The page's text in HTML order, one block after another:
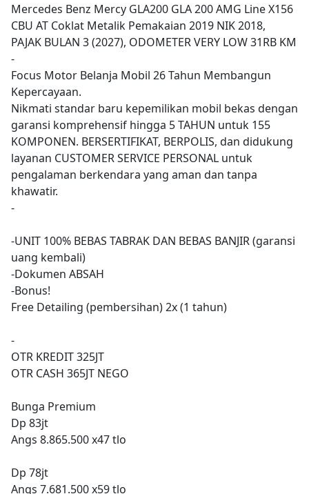
Mercedes Benz Mercy GLA200 GLA 200 AMG Line X156
CBU AT Coklat Metalik Pemakaian 2019 NIK 2018,
PAJAK BULAN 3 (2027), ODOMETER VERY LOW 31RB KM
-
Focus Motor Belanja Mobil 26 Tahun Membangun
Kepercayaan.
Nikmati standar baru kepemilikan mobil bekas dengan
garansi komprehensif hingga 5 TAHUN untuk 155
KOMPONEN. BERSERTIFIKAT, BERPOLIS, dan didukung
layanan CUSTOMER SERVICE PERSONAL untuk
pengalaman berkendara yang aman dan tanpa
khawatir.
-
-UNIT 100% BEBAS TABRAK DAN BEBAS BANJIR (garansi
uang kembali)
-Dokumen ABSAH
-Bonus!
Free Detailing (pembersihan) 2x (1 tahun)
-
OTR KREDIT 325JT
OTR CASH 365JT NEGO
Bunga Premium
Dp 83jt
Angs 8.865.500 x47 tlo
Dp 78jt
Angs 7.681.500 x59 tlo